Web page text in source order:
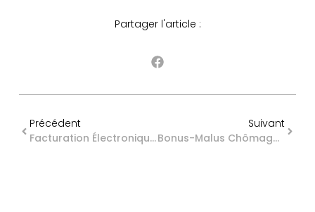
Partager l'article :
Précédent
Facturation Électronique : Des Sanctions Renforcées
Suivant
Bonus-Malus Chômage : Des Changements Dès Le 1er Mars 2026 !